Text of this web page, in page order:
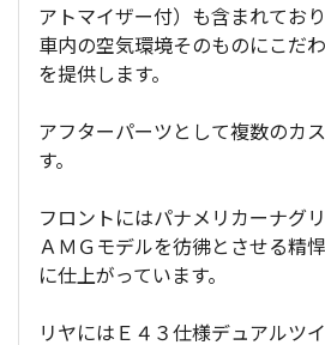
アトマイザー付）も含まれており
車内の空気環境そのものにこだ
を提供します。
アフターパーツとして複数のカ
す。
フロントにはパナメリカーナグリ
ＡＭＧモデルを彷彿とさせる精
に仕上がっています。
リヤにはＥ４３仕様デュアルツ